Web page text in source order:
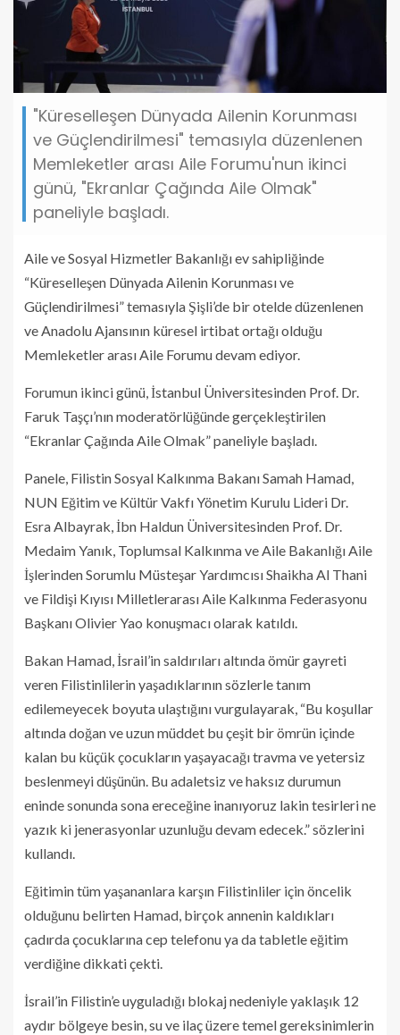
"Küreselleşen Dünyada Ailenin Korunması
ve Güçlendirilmesi" temasıyla düzenlenen
Memleketler arası Aile Forumu'nun ikinci
günü, "Ekranlar Çağında Aile Olmak"
paneliyle başladı.
Aile ve Sosyal Hizmetler Bakanlığı ev sahipliğinde
“Küreselleşen Dünyada Ailenin Korunması ve
Güçlendirilmesi” temasıyla Şişli’de bir otelde düzenlenen
ve Anadolu Ajansının küresel irtibat ortağı olduğu
Memleketler arası Aile Forumu devam ediyor.
Forumun ikinci günü, İstanbul Üniversitesinden Prof. Dr.
Faruk Taşçı’nın moderatörlüğünde gerçekleştirilen
“Ekranlar Çağında Aile Olmak” paneliyle başladı.
Panele, Filistin Sosyal Kalkınma Bakanı Samah Hamad,
NUN Eğitim ve Kültür Vakfı Yönetim Kurulu Lideri Dr.
Esra Albayrak, İbn Haldun Üniversitesinden Prof. Dr.
Medaim Yanık, Toplumsal Kalkınma ve Aile Bakanlığı Aile
İşlerinden Sorumlu Müsteşar Yardımcısı Shaikha Al Thani
ve Fildişi Kıyısı Milletlerarası Aile Kalkınma Federasyonu
Başkanı Olivier Yao konuşmacı olarak katıldı.
Bakan Hamad, İsrail’in saldırıları altında ömür gayreti
veren Filistinlilerin yaşadıklarının sözlerle tanım
edilemeyecek boyuta ulaştığını vurgulayarak, “Bu koşullar
altında doğan ve uzun müddet bu çeşit bir ömrün içinde
kalan bu küçük çocukların yaşayacağı travma ve yetersiz
beslenmeyi düşünün. Bu adaletsiz ve haksız durumun
eninde sonunda sona ereceğine inanıyoruz lakin tesirleri ne
yazık ki jenerasyonlar uzunluğu devam edecek.” sözlerini
kullandı.
Eğitimin tüm yaşananlara karşın Filistinliler için öncelik
olduğunu belirten Hamad, birçok annenin kaldıkları
çadırda çocuklarına cep telefonu ya da tabletle eğitim
verdiğine dikkati çekti.
İsrail’in Filistin’e uyguladığı blokaj nedeniyle yaklaşık 12
aydır bölgeye besin, su ve ilaç üzere temel gereksinimlerin